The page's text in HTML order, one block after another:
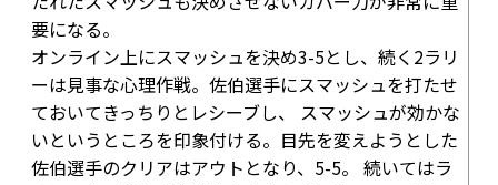
要になる。
オンライン上にスマッシュを決め3-5とし、続く2ラリ
ーは見事な心理作戦。佐伯選手にスマッシュを打たせ
ておいてきっちりとレシーブし、 スマッシュが効かな
いというところを印象付ける。目先を変えようとした
佐伯選手のクリアはアウトとなり、 5-5。 続いてはラ